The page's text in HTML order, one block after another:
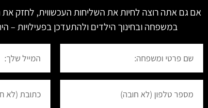
אם גם אתה רוצה לחיות את השליחות העכשווית, לחזק
במשפחה ובחינוך הילדים ולהתעדכן בפעילויות –